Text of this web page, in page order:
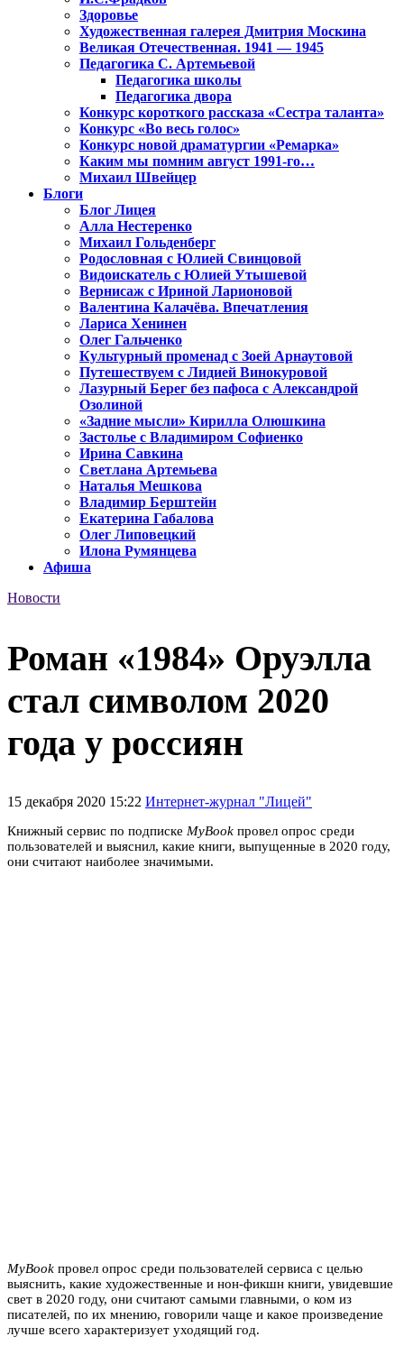
Здоровье
Художественная галерея Дмитрия Москина
Великая Отечественная. 1941 — 1945
Педагогика С. Артемьевой
Педагогика школы
Педагогика двора
Конкурс короткого рассказа «Сестра таланта»
Конкурс «Во весь голос»
Конкурс новой драматургии «Ремарка»
Каким мы помним август 1991-го…
Михаил Швейцер
Блоги
Блог Лицея
Алла Нестеренко
Михаил Гольденберг
Родословная с Юлией Свинцовой
Видоискатель с Юлией Утышевой
Вернисаж с Ириной Ларионовой
Валентина Калачёва. Впечатления
Лариса Хенинен
Олег Гальченко
Культурный променад с Зоей Арнаутовой
Путешествуем с Лидией Винокуровой
Лазурный Берег без пафоса с Александрой
Озолиной
«Задние мысли» Кирилла Олюшкина
Застолье с Владимиром Софиенко
Ирина Савкина
Светлана Артемьева
Наталья Мешкова
Владимир Берштейн
Екатерина Габалова
Олег Липовецкий
Илона Румянцева
Афиша
Новости
Роман «1984» Оруэлла
стал символом 2020
года у россиян
15 декабря 2020 15:22 Интернет-журнал "Лицей"
Книжный сервис по подписке MyBook провел опрос среди
пользователей и выяснил, какие книги, выпущенные в 2020 году,
они считают наиболее значимыми.
MyBook провел опрос среди пользователей сервиса с целью
выяснить, какие художественные и нон-фикшн книги, увидевшие
свет в 2020 году, они считают самыми главными, о ком из
писателей, по их мнению, говорили чаще и какое произведение
лучше всего характеризует уходящий год.